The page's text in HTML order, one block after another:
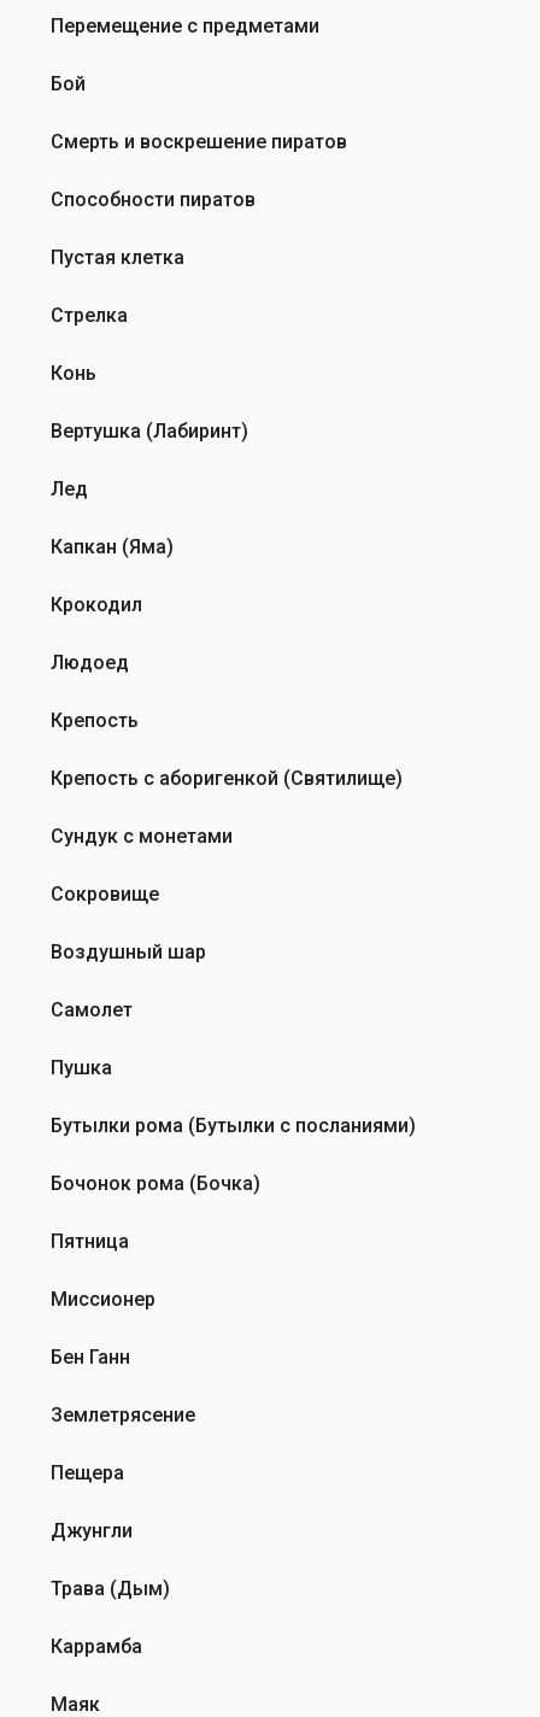
Перемещение с предметами
Бой
Смерть и воскрешение пиратов
Способности пиратов
Пустая клетка
Стрелка
Конь
Вертушка (Лабиринт)
Лед
Капкан (Яма)
Крокодил
Людоед
Крепость
Крепость с аборигенкой (Святилище)
Сундук с монетами
Сокровище
Воздушный шар
Самолет
Пушка
Бутылки рома (Бутылки с посланиями)
Бочонок рома (Бочка)
Пятница
Миссионер
Бен Ганн
Землетрясение
Пещера
Джунгли
Трава (Дым)
Каррамба
Маяк